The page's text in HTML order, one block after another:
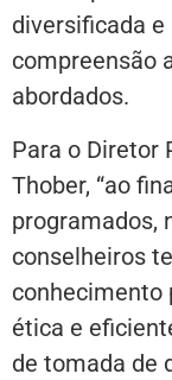
diversificada
compreensão
abordados.
Para o Diretor
Thober, “ao
programados,
conselheiros
conhecimento
ética e
de tomada de